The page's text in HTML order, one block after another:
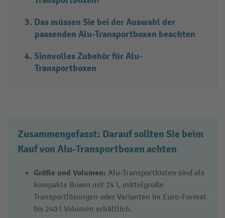
Das müssen Sie bei der Auswahl der
passenden Alu-Transportboxen beachten
Sinnvolles Zubehör für Alu-
Transportboxen
Zusammengefasst: Darauf sollten Sie beim
Kauf von Alu-Transportboxen achten
Größe und Volumen: Alu-Transportkisten sind als
kompakte Boxen mit 24 l, mittelgroße
Transportlösungen oder Varianten im Euro-Format
bis 240 l Volumen erhältlich.